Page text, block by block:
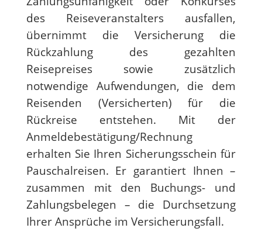
des Reiseveranstalters ausfallen,
übernimmt die Versicherung die
Rückzahlung des gezahlten
Reisepreises sowie zusätzlich
notwendige Aufwendungen, die dem
Reisenden (Versicherten) für die
Rückreise entstehen. Mit der
Anmeldebestätigung/Rechnung
erhalten Sie Ihren Sicherungsschein für
Pauschalreisen. Er garantiert Ihnen –
zusammen mit den Buchungs- und
Zahlungsbelegen – die Durchsetzung
Ihrer Ansprüche im Versicherungsfall.